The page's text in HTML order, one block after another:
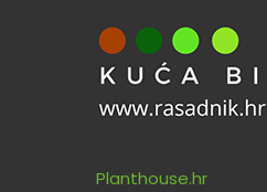
Planthouse.hr